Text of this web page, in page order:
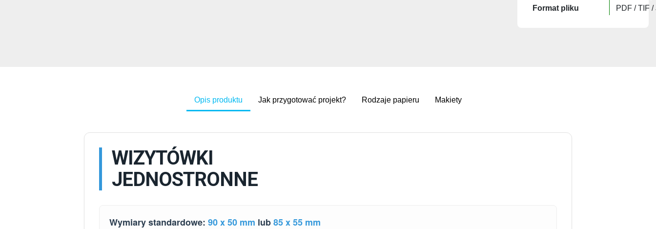
Format pliku
PDF / TIF /
Opis produktu Jak przygotować projekt? Rodzaje papieru Makiety
WIZYTÓWKI
JEDNOSTRONNE
Wymiary standardowe: 90 x 50 mm lub85 x 55 mm